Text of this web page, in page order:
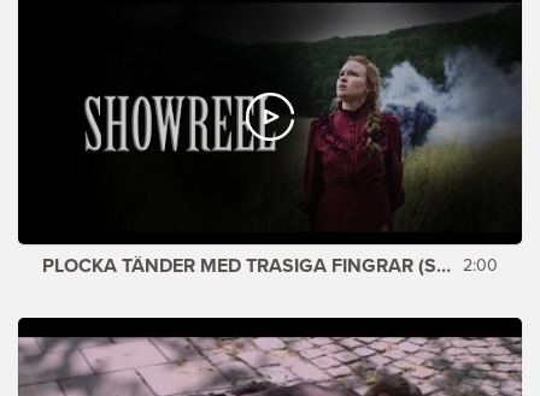
PLOCKA TÄNDER MED TRASIGA FINGRAR (SHOWREEL) 2:00